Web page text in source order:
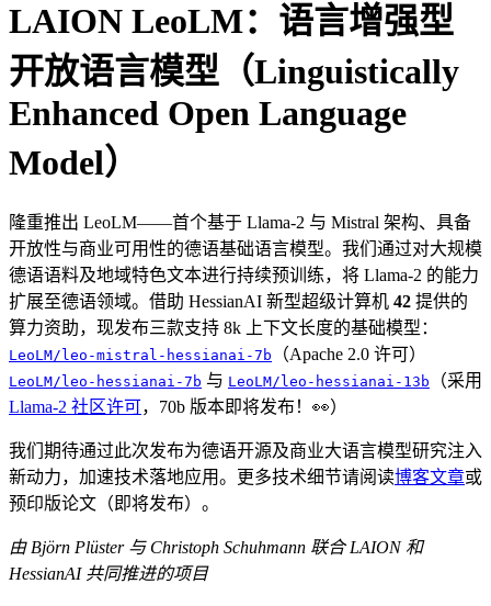
LAION LeoLM： 语言增强型
开放语言模型 （Linguistically
Enhanced Open Language
Model）
隆重推出 LeoLM——首个基于 Llama-2 与 Mistral 架构、具备
开放性与商业可用性的德语基础语言模型。我们通过对大规模
德语语料及地域特色文本进行持续预训练，将 Llama-2 的能力
扩展至德语领域。借助 HessianAI 新型超级计算机 42 提供的
算力资助，现发布三款支持 8k 上下文长度的基础模型：
LeoLM/leo-mistral-hessianai-7b （Apache 2.0 许可）
LeoLM/leo-hessianai-7b 与 LeoLM/leo-hessianai-13b
（采用
Llama-2 社区许可 ，70b 版本即将发布！👀）
我们期待通过此次发布为德语开源及商业大语言模型研究注入
新动力，加速技术落地应用。更多技术细节请阅读博客文章或
预印版论文（即将发布）。
由 Björn Plüster 与 Christoph Schuhmann 联合 LAION 和
HessianAI 共同推进的项目